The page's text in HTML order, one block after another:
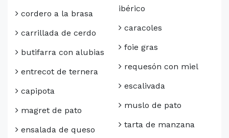
cordero a la brasa
carrillada de cerdo
butifarra con alubias
entrecot de ternera
capipota
magret de pato
ensalada de queso
ibérico
caracoles
foie gras
requesón con miel
escalivada
muslo de pato
tarta de manzana